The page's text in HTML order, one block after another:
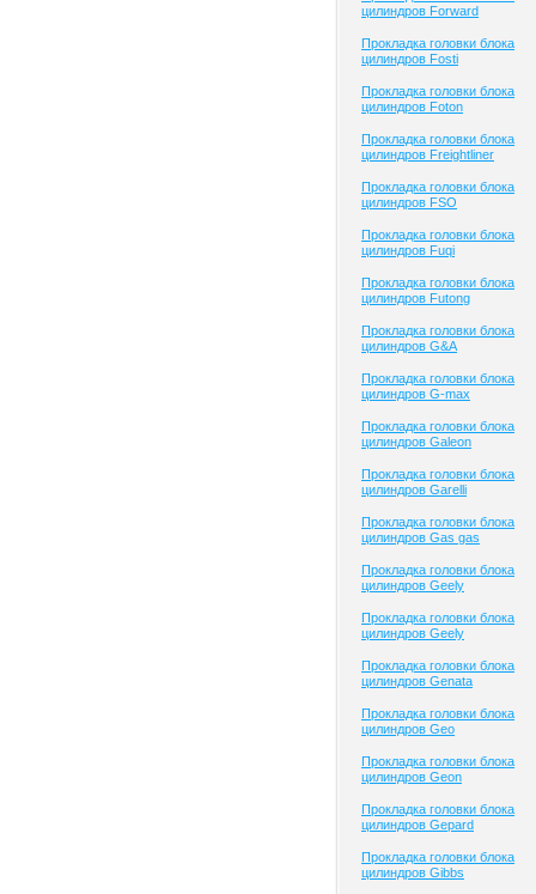
цилиндров Forward
Прокладка головки блока
цилиндров Fosti
Прокладка головки блока
цилиндров Foton
Прокладка головки блока
цилиндров Freightliner
Прокладка головки блока
цилиндров FSO
Прокладка головки блока
цилиндров Fuqi
Прокладка головки блока
цилиндров Futong
Прокладка головки блока
цилиндров G&A
Прокладка головки блока
цилиндров G-max
Прокладка головки блока
цилиндров Galeon
Прокладка головки блока
цилиндров Garelli
Прокладка головки блока
цилиндров Gas gas
Прокладка головки блока
цилиндров Geely
Прокладка головки блока
цилиндров Geely
Прокладка головки блока
цилиндров Genata
Прокладка головки блока
цилиндров Geo
Прокладка головки блока
цилиндров Geon
Прокладка головки блока
цилиндров Gepard
Прокладка головки блока
цилиндров Gibbs